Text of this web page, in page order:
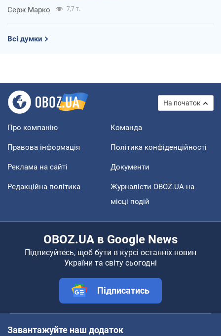
Серж Марко 7,7 т.
Всі думки
На початок
Про компанію Команда
Правова інформація Політика конфіденційності
Реклама на сайті Документи
Редакційна політика
Журналісти OBOZ.UA на
місці подій
OBOZ.UA в Google News
Підписуйтесь, щоб бути в курсі останніх новин
України та світу сьогодні
Підписатись
Завантажуйте наш додаток